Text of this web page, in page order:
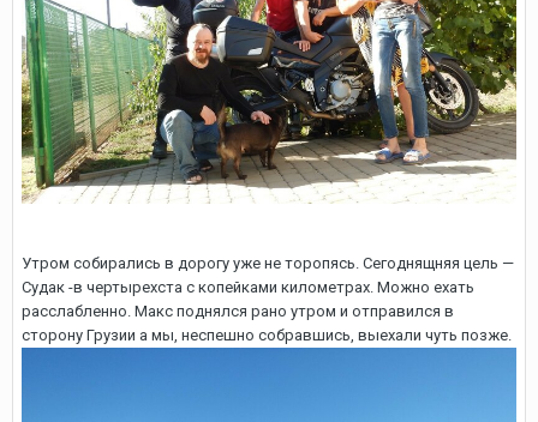
Утром собирались в дорогу уже не торопясь. Сегоднящняя цель —
Судак -в чертырехста с копейками километрах. Можно ехать
расслабленно. Макс поднялся рано утром и отправился в
сторону Грузии а мы, неспешно собравшись, выехали чуть позже.